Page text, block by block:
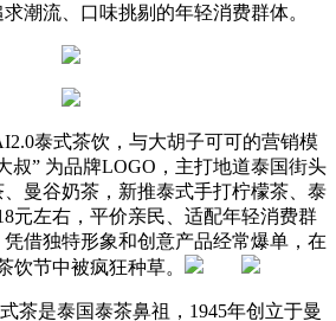
潮流、口味挑剔的年轻消费群体。
泰式茶饮，与大胡子可可的营销模
叔” 为品牌LOGO，主打地道泰国街头
曼谷奶茶，新推泰式手打柠檬茶、泰
元左右，平价亲民、适配年轻消费群
借独特形象和创意产品经常爆单，在
饮节中被疯狂种草。
茶是泰国泰茶鼻祖，1945年创立于曼